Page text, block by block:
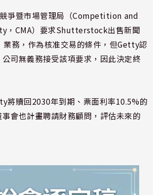
爭暨市場管理局（Competition and
，CMA）要求Shutterstock出售新聞
務，作為核准交易的條件，但Getty認
司無義務接受該項要求，因此決定終
將贖回2030年到期、票面利率10.5%的
會也計畫聘請財務顧問，評估未來的